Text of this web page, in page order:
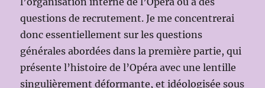
questions de recrutement. Je me concentrerai
donc essentiellement sur les questions
générales abordées dans la première partie, qui
présente l’histoire de l’Opéra avec une lentille
singulièrement déformante, et idéologisée sous